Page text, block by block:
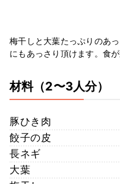
梅干しと大葉たっぷりのあ
にもあっさり頂けます。食
材料（2〜3人分）
豚ひき肉
餃子の皮
長ネギ
大葉